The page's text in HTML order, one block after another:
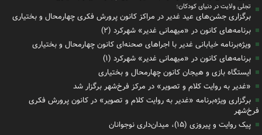
تجلی ولایت در دنیای کودکان؛
برگزاری جشن‌های عید غدیر در مراکز کانون پرورش فکری چهارمحال و بختیاری
برنامه‌های کانون در «میهمانی غدیر» شهرکرد (۲)
ویژه‌برنامه خیابانی غدیر با اجراهای صحنه‌ای کانون چهارمحال و بختیاری
برنامه‌های کانون در «میهمانی غدیر» شهرکرد (۱)
ایستگاه بازی و هیجان کانون چهارمحال و بختیاری
«غدیر به روایت کلام و تصویر» در مرکز فرخ‌شهر برگزار شد
برگزاری ویژه‌برنامه «غدیر به روایت کلام و تصویر» در کانون پرورش فکری
فرخ‌شهر
پیک روایت و پیروزی (۱۵)، میدان‌داری نوجوانان